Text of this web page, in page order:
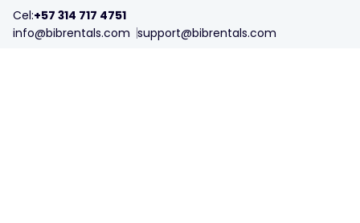
Cel:+57 314 717 4751
info@bibrentals.com support@bibrentals.com